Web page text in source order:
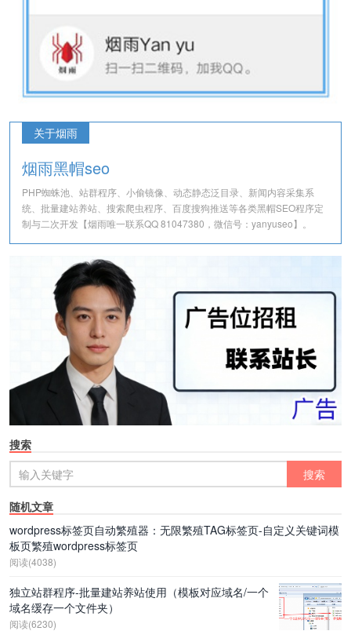
关于烟雨
烟雨黑帽seo
PHP蜘蛛池、站群程序、小偷镜像、动态静态泛目录、新闻内容采集系
统、批量建站养站、搜索爬虫程序、百度搜狗推送等各类黑帽SEO程序定
制与二次开发【烟雨唯一联系QQ 81047380，微信号：yanyuseo】。
搜索
随机文章
wordpress标签页自动繁殖器：无限繁殖TAG标签页-自定义关键词模
板页繁殖wordpress标签页
阅读(4038)
独立站群程序-批量建站养站使用（模板对应域名/一个
域名缓存一个文件夹）
阅读(6230)